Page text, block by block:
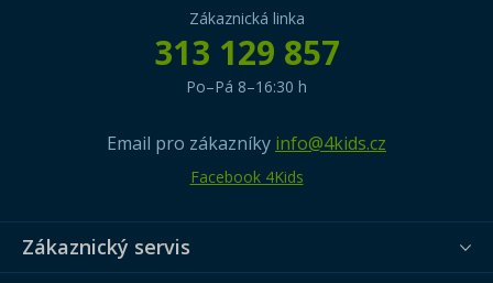
Zákaznická linka
313 129 857
Po–Pá 8–16:30 h
Email pro zákazníky info@4kids.cz
Facebook 4Kids
Zákaznický servis